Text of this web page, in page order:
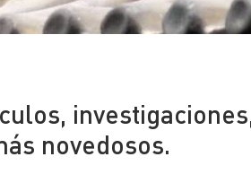
novedosos.